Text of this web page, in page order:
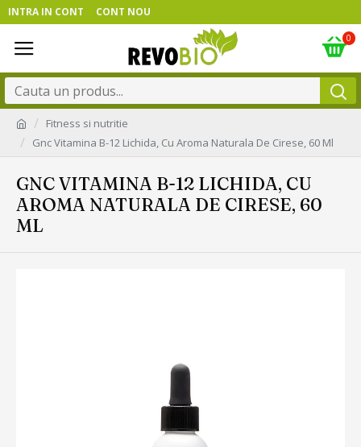
INTRA IN CONT CONT NOU
0
Fitness si nutritie
Gnc Vitamina B-12 Lichida, Cu Aroma Naturala De Cirese, 60 Ml
GNC VITAMINA B-12 LICHIDA, CU
AROMA NATURALA DE CIRESE, 60
ML